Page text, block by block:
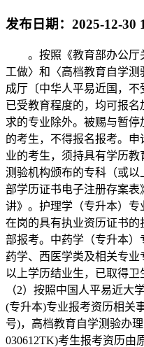
发布日期： 2025-12-30
。按照《教育部办公厅
工做〉和〈高档教育自学
成厅〔中华人平易近国，
已受教育程度的，均可报
求的专业除外。被赐与暂
的考生，不得报名报考。
业的考生，须持具有学历
测验机构颁布的专科（或
部学历证书电子注册存案
讲》。护理学（专升本）
在岗的具有执业资历证书
部报考。中药学（专升本
药学、西医学类及相关专
以上学历结业生，已取得卫
（2）按照中国人平易近大
(专升本)专业报考资历相关
号)，高档教育自学测验办
030612TK)考生报考资历由